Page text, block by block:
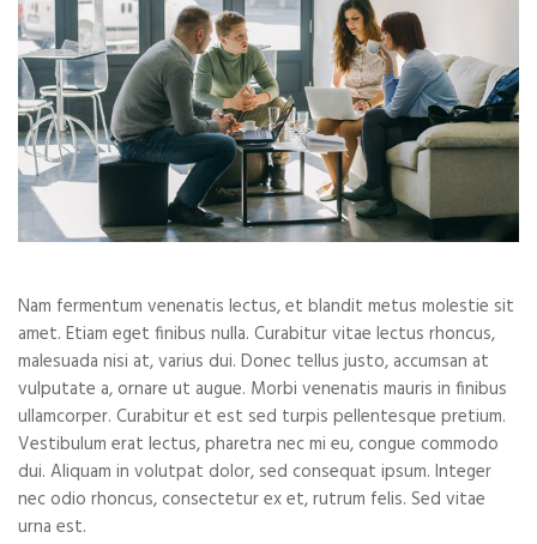
Nam fermentum venenatis lectus, et blandit metus molestie sit
amet. Etiam eget finibus nulla. Curabitur vitae lectus rhoncus,
malesuada nisi at, varius dui. Donec tellus justo, accumsan at
vulputate a, ornare ut augue. Morbi venenatis mauris in finibus
ullamcorper. Curabitur et est sed turpis pellentesque pretium.
Vestibulum erat lectus, pharetra nec mi eu, congue commodo
dui. Aliquam in volutpat dolor, sed consequat ipsum. Integer
nec odio rhoncus, consectetur ex et, rutrum felis. Sed vitae
urna est.